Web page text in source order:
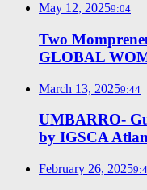
May 12, 20259:04
Two
GLOBAL
March 13, 20259:44
UMBARRO-
by IGSCA
February 26, 2025